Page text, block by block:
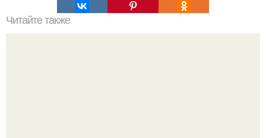
Читайте также